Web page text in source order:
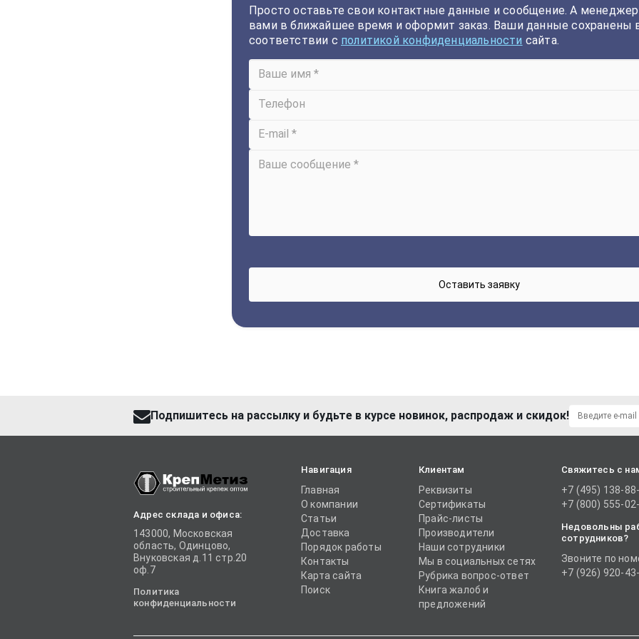
Просто оставьте свои контактные данные и сообщение. А
вами в ближайшее время и оформит заказ. Ваши данные сохранены
соответствии с политикой конфиденциальности сайта.
Подпишитесь на рассылку и будьте в курсе новинок, распродаж и скидок!
Адрес склада и офиса:
143000, Московская
область, Одинцово,
Внуковская д.11 стр.20
оф.7
Политика
конфиденциальности
Навигация
Главная
О компании
Статьи
Доставка
Порядок работы
Контакты
Карта сайта
Поиск
Клиентам
Реквизиты
Сертификаты
Прайс-листы
Производители
Наши сотрудники
Мы в социальных сетях
Рубрика вопрос-ответ
Книга жалоб и
предложений
Свяжитесь с
+7 (495) 138-
+7 (800) 555-
Недовольны
сотрудников?
Звоните по
+7 (926) 920-